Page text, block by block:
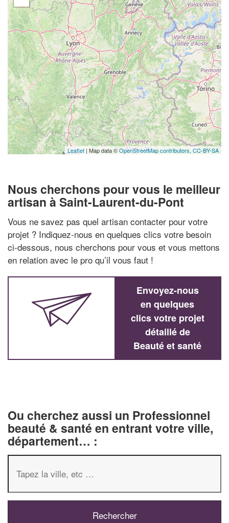
Leaflet | Map data ©OpenStreetMap contributors, CC-BY-SA
Nous cherchons pour vous le meilleur
artisan à Saint-Laurent-du-Pont
Vous ne savez pas quel artisan contacter pour votre
projet ? Indiquez-nous en quelques clics votre besoin
ci-dessous, nous cherchons pour vous et vous mettons
en relation avec le pro qu’il vous faut !
Envoyez-nous
en quelques
clics votre projet
détaillé de
Beauté et santé
Ou cherchez aussi un Professionnel
beauté & santé en entrant votre ville,
département… :